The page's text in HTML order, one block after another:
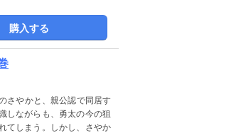
購入する
さやかと、親公認で同居す
しながらも、勇太の今の狙
てしまう。しかし、さやか